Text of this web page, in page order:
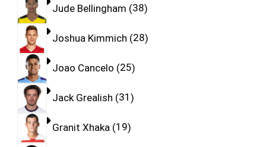
Jude Bellingham 38
Joshua Kimmich 28
Joao Cancelo 25
Jack Grealish 31
Granit Xhaka 19